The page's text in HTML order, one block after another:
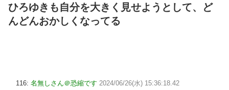
ひろゆきも自分を大きく見せようとして、ど
んどんおかしくなってる
116: 名無しさん＠恐縮です 2024/06/26(水) 15:36:18.42